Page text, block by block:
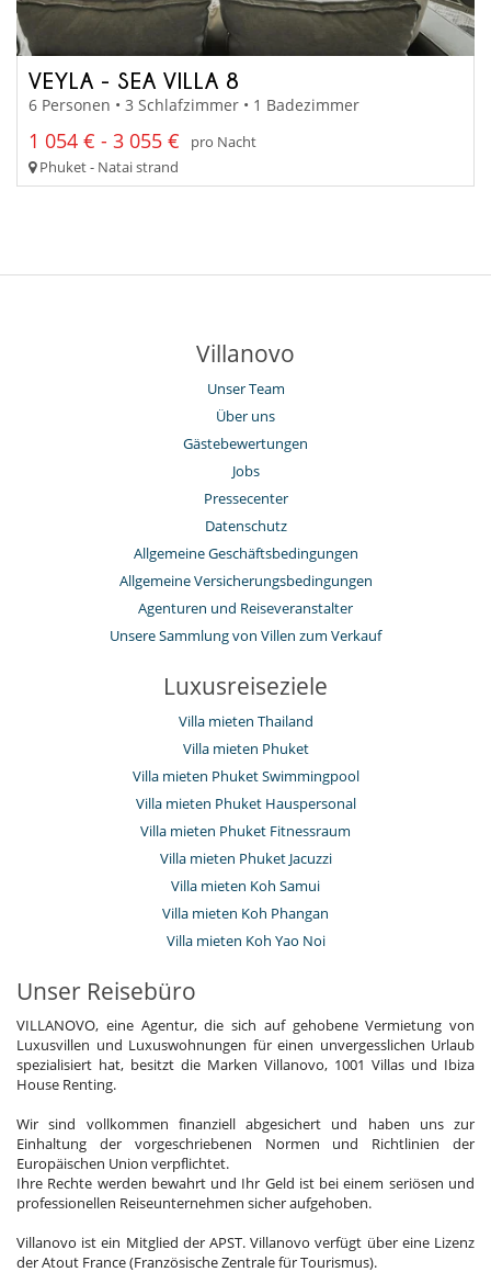
VEYLA - SEA VILLA 8
6 Personen • 3 Schlafzimmer • 1 Badezimmer
1 054 € - 3 055 €
pro Nacht
Phuket - Natai strand
Villanovo
Unser Team
Über uns
Gästebewertungen
Jobs
Pressecenter
Datenschutz
Allgemeine Geschäftsbedingungen
Allgemeine Versicherungsbedingungen
Agenturen und Reiseveranstalter
Unsere Sammlung von Villen zum Verkauf
Luxusreiseziele
Villa mieten Thailand
Villa mieten Phuket
Villa mieten Phuket Swimmingpool
Villa mieten Phuket Hauspersonal
Villa mieten Phuket Fitnessraum
Villa mieten Phuket Jacuzzi
Villa mieten Koh Samui
Villa mieten Koh Phangan
Villa mieten Koh Yao Noi
Unser Reisebüro
VILLANOVO, eine Agentur, die sich auf gehobene Vermietung von
Luxusvillen und Luxuswohnungen für einen unvergesslichen Urlaub
spezialisiert hat, besitzt die Marken Villanovo, 1001 Villas und Ibiza
House Renting.
Wir sind vollkommen finanziell abgesichert und haben uns zur
Einhaltung der vorgeschriebenen Normen und Richtlinien der
Europäischen Union verpflichtet.
Ihre Rechte werden bewahrt und Ihr Geld ist bei einem seriösen und
professionellen Reiseunternehmen sicher aufgehoben.
Villanovo ist ein Mitglied der APST. Villanovo verfügt über eine Lizenz
der Atout France (Französische Zentrale für Tourismus).